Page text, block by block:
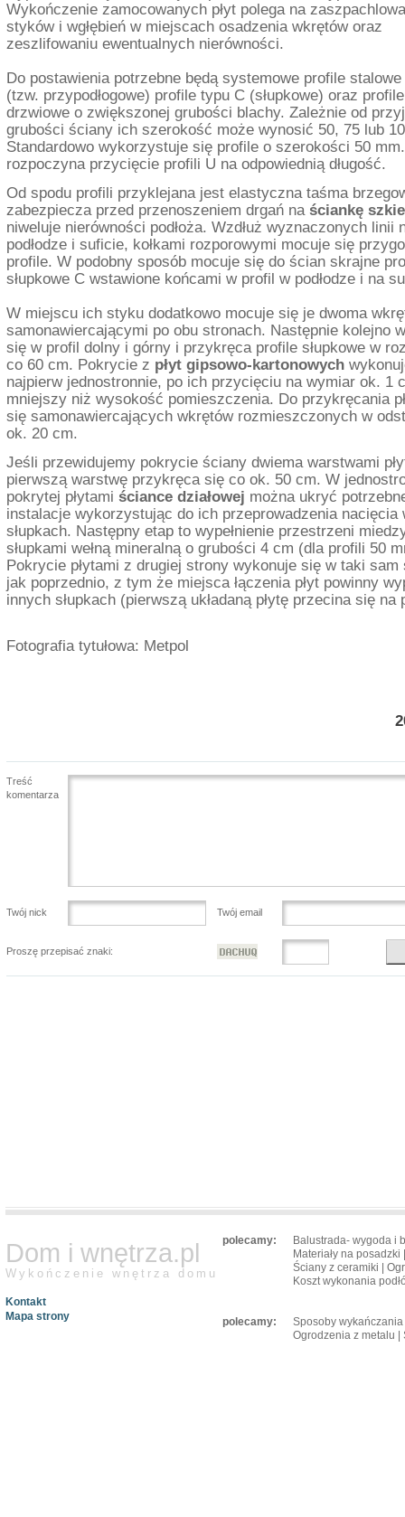
Wykończenie zamocowanych płyt polega na
styków i wgłębień w miejscach osadzenia wkrętów oraz
zeszlifowaniu ewentualnych nierówności.
Do postawienia potrzebne będą systemowe profile
(tzw. przypodłogowe) profile typu C (słupkowe) oraz profile
drzwiowe o zwiększonej grubości blachy. Zależnie od
grubości ściany ich szerokość może wynosić 50, 75 lub
Standardowo wykorzystuje się profile o szerokości 50
rozpoczyna przycięcie profili U na odpowiednią długość.
Od spodu profili przyklejana jest elastyczna taśma
zabezpiecza przed przenoszeniem drgań na ściankę
niweluje nierówności podłoża. Wzdłuż wyznaczonych linii
podłodze i suficie, kołkami rozporowymi mocuje się
profile. W podobny sposób mocuje się do ścian skrajne
słupkowe C wstawione końcami w profil w podłodze i na
W miejscu ich styku dodatkowo mocuje się je dwoma
samonawiercającymi po obu stronach. Następnie kolejno
się w profil dolny i górny i przykręca profile słupkowe w
co 60 cm. Pokrycie z płyt gipsowo-kartonowych
najpierw jednostronnie, po ich przycięciu na wymiar ok. 1
mniejszy niż wysokość pomieszczenia. Do przykręcania
się samonawiercających wkrętów rozmieszczonych w
ok. 20 cm.
Jeśli przewidujemy pokrycie ściany dwiema warstwami
pierwszą warstwę przykręca się co ok. 50 cm. W
pokrytej płytami ściance działowej można ukryć
instalacje wykorzystując do ich przeprowadzenia nacięcia
słupkach. Następny etap to wypełnienie przestrzeni
słupkami wełną mineralną o grubości 4 cm (dla profili 50
Pokrycie płytami z drugiej strony wykonuje się w taki sam
jak poprzednio, z tym że miejsca łączenia płyt powinny
innych słupkach (pierwszą układaną płytę przecina się na
Fotografia tytułowa: Metpol
Treść
komentarza
Twój nick Twój email
Proszę przepisać znaki:
Dom i wnętrza.pl
Wykończenie wnętrza domu
Kontakt
Mapa strony
polecamy:
Balustrada- wygoda i
Materiały na posadzki |
Ściany z ceramiki |
Koszt wykonania
polecamy:
Sposoby
Ogrodzenia z metalu |